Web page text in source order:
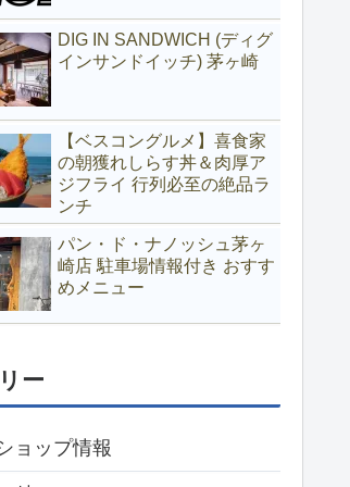
DIG IN SANDWICH (ディグ
インサンドイッチ) 茅ヶ崎
【ベスコングルメ】喜食家
の朝獲れしらす丼＆肉厚ア
ジフライ 行列必至の絶品ラ
ンチ
パン・ド・ナノッシュ茅ヶ
崎店 駐車場情報付き おすす
めメニュー
ー
ョップ情報